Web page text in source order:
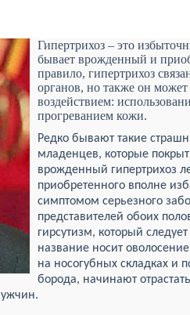
Гипертрихоз – это
бывает врожденный и
правило, гипертрихоз
органов, но также он
воздействием:
прогреванием кожи.
Редко бывают такие
младенцев, которые
врожденный гипертрихоз
приобретенного вполне
симптомом серьезного
представителей обоих
гирсутизм, который
название носит
на носогубных складках и
борода, начинают